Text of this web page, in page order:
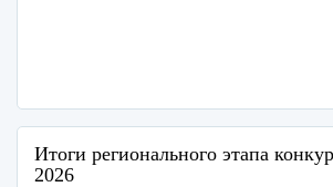
Итоги регионального этапа
2026